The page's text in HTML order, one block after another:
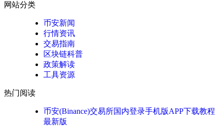
网站分类
币安新闻
行情资讯
交易指南
区块链科普
政策解读
工具资源
热门阅读
币安(Binance)交易所国内登录手机版APP下载教程
最新版